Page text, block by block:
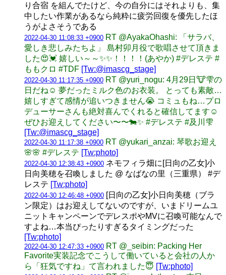
り合宿 を組んでたけど、今の自分にはそれよりも、集
中したい作業があるなら純粋に疲労回復を優先したほ
うがよさそうである
2022-04-30 11:08:33 +0900 RT @AyakaOhashi: 「サラバ、
愛しき悲しみたちよ」 島村卯月役で歌唱させて頂きま
した😍💓 嬉しい～～✨✨！！！！(あやか) #デレステ #
ももクロ #TDF [Tw:@imascg_stage]
2022-04-30 11:17:35 +0900 RT @yuri_nogu: 4月29日🐮雫の
日だね☺️ 夢だったミルク色のお衣装。 とっても素敵…
嬉しすぎて感情が追いつきません😭 コミュもね…プロ
デューサーさんも絶対喜んでくれると確信してます☺️
ぜひお迎えしてください〜〜🐄✨ #デレステ #及川雫
[Tw:@imascg_stage]
2022-04-30 11:17:38 +0900 RT @yukari_anzai: 琴歌お迎え
🌸🌸 #デレステ [Tw:photo]
2022-04-30 12:38:43 +0900 ネモフィラ畑に[日向の乙女]小
日向美穂を召喚しました @ なばなの里（三重県） #デ
レステ [Tw:photo]
2022-04-30 12:46:48 +0900 [日向の乙女]小日向美穂（ブラ
ン限定）はお迎えしてないのですが、いまドリームユ
ニットキャンペーンでデレスポやMVに召喚可能なんで
すよね…本当ぴったりすぎるタイミングだった
[Tw:photo]
2022-04-30 12:47:33 +0900 RT @_seibin: Packing Her
Favorite実装記念でこうして働いていると会社の人か
ら「狂気ですね」て言われました😇 [Tw:photo]